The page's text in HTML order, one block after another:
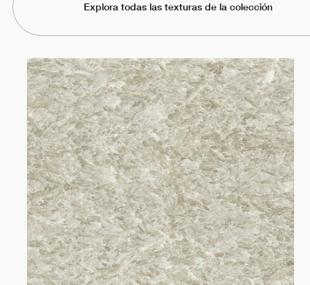
Explora todas las texturas de la colección